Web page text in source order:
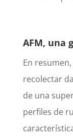
AFM, una
En
recolectar
de una
perfiles de